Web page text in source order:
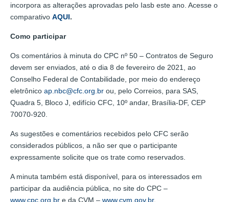
incorpora as alterações aprovadas pelo Iasb este ano. Acesse o
comparativo AQUI.
Como participar
Os comentários à minuta do CPC nº 50 – Contratos de Seguro
devem ser enviados, até o dia 8 de fevereiro de 2021, ao
Conselho Federal de Contabilidade, por meio do endereço
eletrônico ap.nbc@cfc.org.br ou, pelo Correios, para SAS,
Quadra 5, Bloco J, edifício CFC, 10º andar, Brasília-DF, CEP
70070-920.
As sugestões e comentários recebidos pelo CFC serão
considerados públicos, a não ser que o participante
expressamente solicite que os trate como reservados.
A minuta também está disponível, para os interessados em
participar da audiência pública, no site do CPC –
www.cpc.org.br e da CVM – www.cvm.gov.br.